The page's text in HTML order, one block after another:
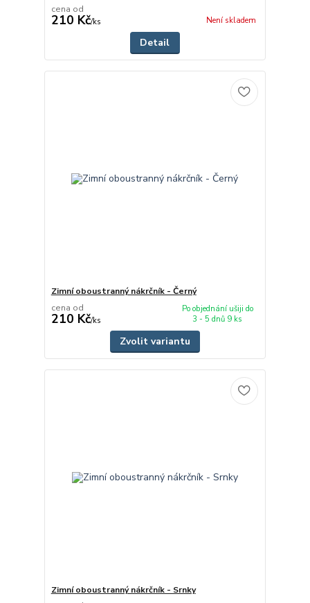
cena od
210 Kč/ks Není skladem
Detail
Zimní oboustranný nákrčník - Černý
cena od
210 Kč/ks
Po objednání ušiji do
3 - 5 dnů 9 ks
Zvolit variantu
Zimní oboustranný nákrčník - Srnky